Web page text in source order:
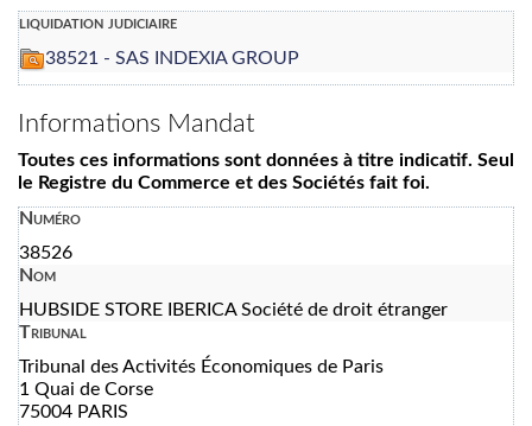
liquidation judiciaire
38521 - SAS INDEXIA GROUP
Informations Mandat
Toutes ces informations sont données à titre indicatif. Seul
le Registre du Commerce et des Sociétés fait foi.
Numéro
38526
Nom
HUBSIDE STORE IBERICA Société de droit étranger
Tribunal
Tribunal des Activités Économiques de Paris
1 Quai de Corse
75004 PARIS